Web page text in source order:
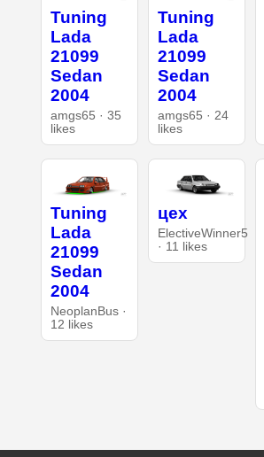
Tuning
Lada
21099
Sedan
2004
amgs65 · 35
likes
Tuning
Lada
21099
Sedan
2004
amgs65 · 24
likes
Tuning
Lada
21099
Sedan
2004
NeoplanBus ·
12 likes
цех
ElectiveWinner5
· 11 likes